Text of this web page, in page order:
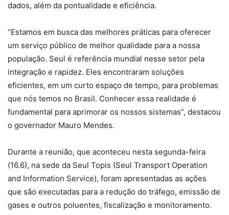
dados, além da pontualidade e eficiência.
“Estamos em busca das melhores práticas para oferecer
um serviço público de melhor qualidade para a nossa
população. Seul é referência mundial nesse setor pela
integração e rapidez. Eles encontraram soluções
eficientes, em um curto espaço de tempo, para problemas
que nós temos no Brasil. Conhecer essa realidade é
fundamental para aprimorar os nossos sistemas”, destacou
o governador Mauro Mendes.
Durante a reunião, que aconteceu nesta segunda-feira
(16.6), na sede da Seul Topis (Seul Transport Operation
and Information Service), foram apresentadas as ações
que são executadas para a redução do tráfego, emissão de
gases e outros poluentes, fiscalização e monitoramento.